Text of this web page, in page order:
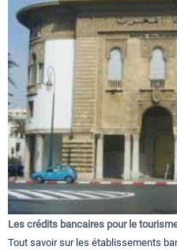
Les crédits bancaires pour le
Tout savoir sur les établissements